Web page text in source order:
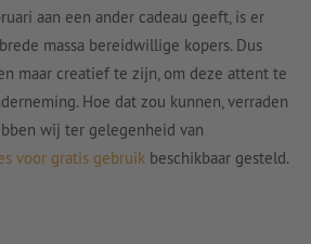
aan een ander cadeau geeft, is er
massa bereidwillige kopers. Dus
maar creatief te zijn, om deze attent te
Hoe dat zou kunnen, verraden
wij ter gelegenheid van
voor gratis gebruik beschikbaar gesteld.